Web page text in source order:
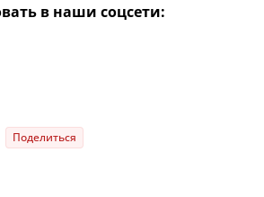
в наши соцсети:
Поделиться